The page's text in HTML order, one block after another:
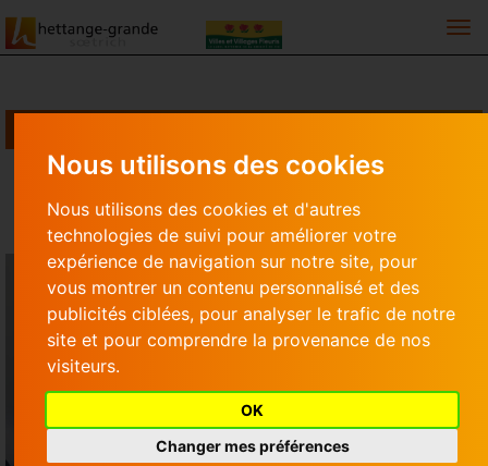
Nous utilisons des cookies
Nous utilisons des cookies et d'autres
technologies de suivi pour améliorer votre
expérience de navigation sur notre site, pour
vous montrer un contenu personnalisé et des
publicités ciblées, pour analyser le trafic de notre
site et pour comprendre la provenance de nos
visiteurs.
OK
Changer mes préférences